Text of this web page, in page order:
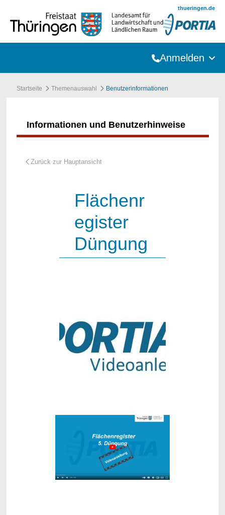
thueringen.de
Anmelden
Startseite Themenauswahl Benutzerinformationen
Informationen und Benutzerhinweise
Flächenr
egister
Düngung